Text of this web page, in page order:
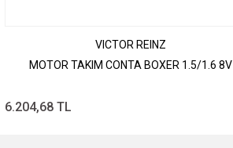
VICTOR REINZ
MOTOR TAKIM CONTA BOXER 1.5/1.6 8V
6.204,68 TL